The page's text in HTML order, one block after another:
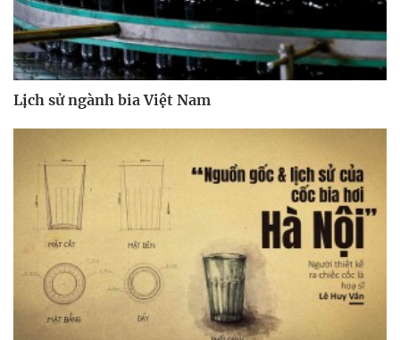
Lịch sử ngành bia Việt Nam